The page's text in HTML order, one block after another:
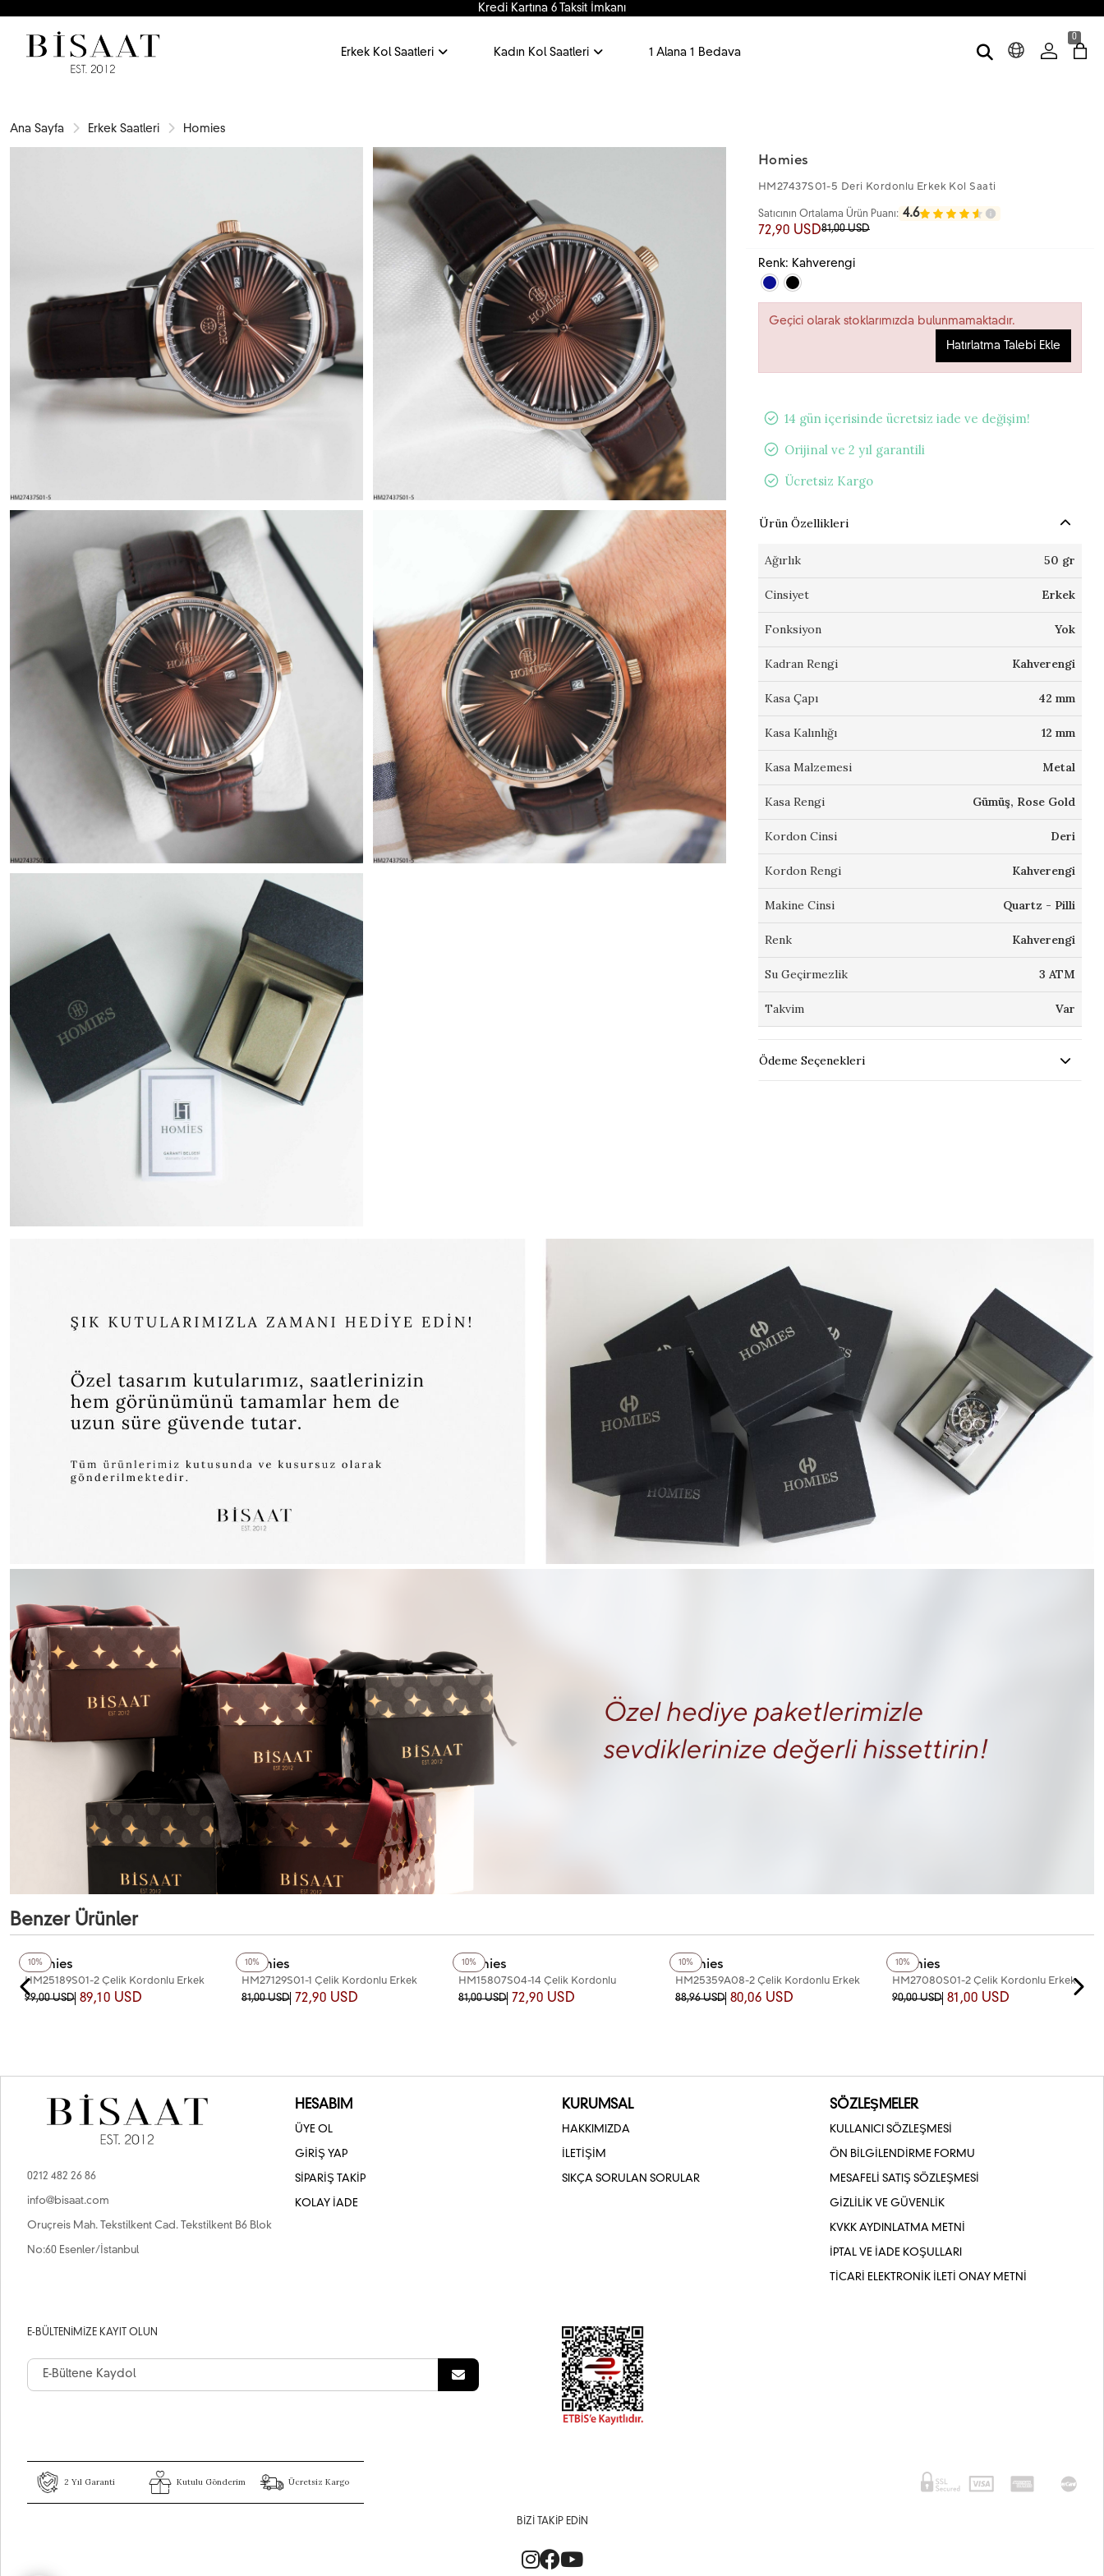
Tüm Alışverişlerde Ücretsiz Kargo
Erkek Kol Saatleri Kadın Kol Saatleri 1 Alana 1 Bedava
0
Ana Sayfa Erkek Saatleri Homies
Homies
HM27437S01-5 Deri Kordonlu Erkek Kol Saati
Satıcının Ortalama Ürün Puanı: 4.6
72,90 USD81,00 USD
Renk: Kahverengi
Geçici olarak stoklarımızda bulunmamaktadır.
Hatırlatma Talebi Ekle
14 gün içerisinde ücretsiz iade ve değişim!
Orijinal ve 2 yıl garantili
Ücretsiz Kargo
Ürün Özellikleri
Ağırlık 50 gr
Cinsiyet Erkek
Fonksiyon Yok
Kadran Rengi Kahverengi
Kasa Çapı 42 mm
Kasa Kalınlığı 12 mm
Kasa Malzemesi Metal
Kasa Rengi Gümüş, Rose Gold
Kordon Cinsi Deri
Kordon Rengi Kahverengi
Makine Cinsi Quartz - Pilli
Renk Kahverengi
Su Geçirmezlik 3 ATM
Takvim Var
Ödeme Seçenekleri
Benzer Ürünler
10%
Homies
HM25189S01-2 Çelik Kordonlu Erkek
Kol Saati
99,00 USD 89,10 USD
10%
Homies
HM27129S01-1 Çelik Kordonlu Erkek
Kol Saati
81,00 USD 72,90 USD
10%
+5Renk
Homies
HM15807S04-14 Çelik Kordonlu
Erkek Kol Saati
81,00 USD 72,90 USD
10%
+2Renk
Homies
HM25359A08-2 Çelik Kordonlu Erkek
Kol Saati
88,96 USD 80,06 USD
10%
+4Renk
Homies
HM27080S01-2 Çelik Kordonlu Erkek
Kol Saati
90,00 USD 81,00 USD
0212 482 26 86
info@bisaat.com
Oruçreis Mah. Tekstilkent Cad. Tekstilkent B6 Blok
No:60 Esenler/İstanbul
HESABIM
ÜYE OL
GİRİŞ YAP
SİPARİŞ TAKİP
KOLAY İADE
KURUMSAL
HAKKIMIZDA
İLETİŞİM
SIKÇA SORULAN SORULAR
SÖZLEŞMELER
KULLANICI SÖZLEŞMESİ
ÖN BİLGİLENDİRME FORMU
MESAFELİ SATIŞ SÖZLEŞMESİ
GİZLİLİK VE GÜVENLİK
KVKK AYDINLATMA METNİ
İPTAL VE İADE KOŞULLARI
TİCARİ ELEKTRONİK İLETİ ONAY METNİ
E-BÜLTENIMIZE KAYIT OLUN
2 Yıl Garanti Kutulu Gönderim Ücretsiz Kargo
BIZI TAKIP EDIN